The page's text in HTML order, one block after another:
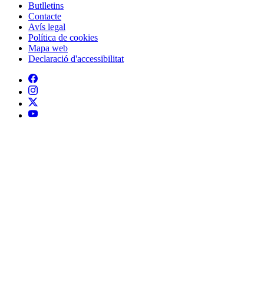
Peu
Butlletins
Contacte
Avís legal
Política de cookies
Mapa web
Declaració d'accessibilitat